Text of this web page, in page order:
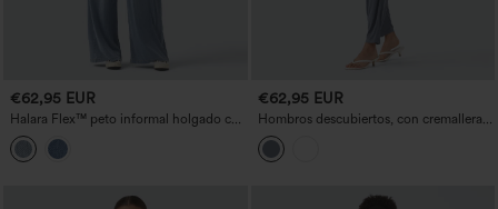
€62,95 EUR
Halara Flex™ peto informal holgado con
tirantes ajustables, lyocell drapeado y
bolsillos
€62,95 EUR
Hombros descubiertos, con cremallera,
corte relajado y bolsillos — Fácil de
llevar